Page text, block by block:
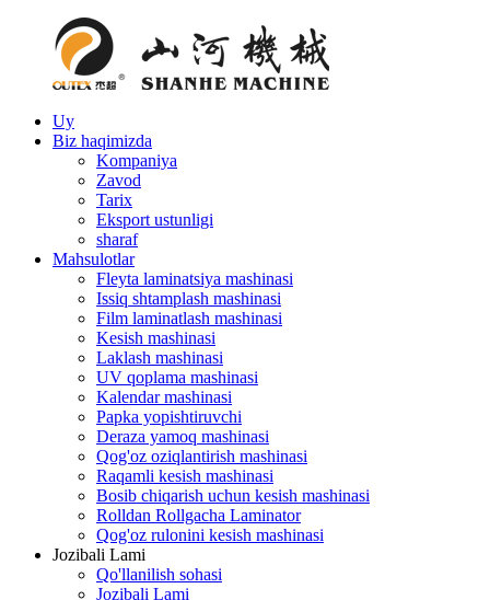
Uy
Biz haqimizda
Kompaniya
Zavod
Tarix
Eksport ustunligi
sharaf
Mahsulotlar
Fleyta laminatsiya mashinasi
Issiq shtamplash mashinasi
Film laminatlash mashinasi
Kesish mashinasi
Laklash mashinasi
UV qoplama mashinasi
Kalendar mashinasi
Papka yopishtiruvchi
Deraza yamoq mashinasi
Qog'oz oziqlantirish mashinasi
Raqamli kesish mashinasi
Bosib chiqarish uchun kesish mashinasi
Rolldan Rollgacha Laminator
Qog'oz rulonini kesish mashinasi
Jozibali Lami
Qo'llanilish sohasi
Jozibali Lami